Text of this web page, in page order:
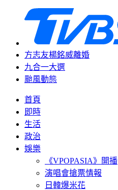
方志友楊銘威離婚
九合一大選
颱風動態
首頁
即時
生活
政治
娛樂
《VPOPASIA》開播
演唱會搶票情報
日韓爆米花